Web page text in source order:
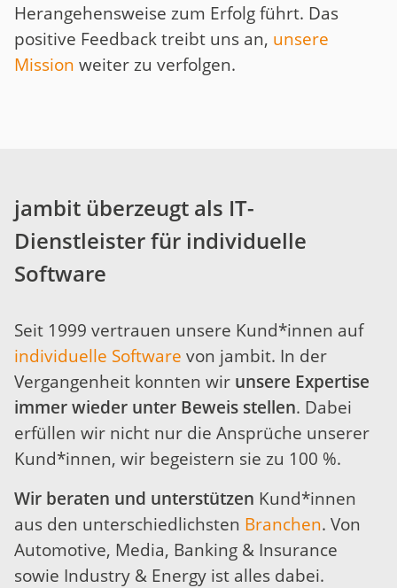
Herangehensweise zum Erfolg führt. Das
positive Feedback treibt uns an, unsere
Mission weiter zu verfolgen.
jambit überzeugt als IT-
Dienstleister für individuelle
Software
Seit 1999 vertrauen unsere Kund*innen auf
individuelle Software von jambit. In der
Vergangenheit konnten wir unsere Expertise
immer wieder unter Beweis stellen. Dabei
erfüllen wir nicht nur die Ansprüche unserer
Kund*innen, wir begeistern sie zu 100 %.
Wir beraten und unterstützen Kund*innen
aus den unterschiedlichsten Branchen. Von
Automotive, Media, Banking & Insurance
sowie Industry & Energy ist alles dabei.